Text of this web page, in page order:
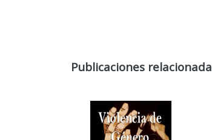
Publicaciones